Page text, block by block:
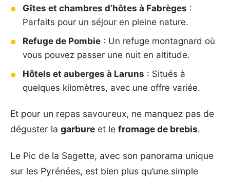
Gîtes et chambres d’hôtes à Fabrèges :
Parfaits pour un séjour en pleine nature.
Refuge de Pombie : Un refuge montagnard où
vous pouvez passer une nuit en altitude.
Hôtels et auberges à Laruns : Situés à
quelques kilomètres, avec une offre variée.
Et pour un repas savoureux, ne manquez pas de
déguster la garbure et le fromage de brebis.
Le Pic de la Sagette, avec son panorama unique
sur les Pyrénées, est bien plus qu’une simple